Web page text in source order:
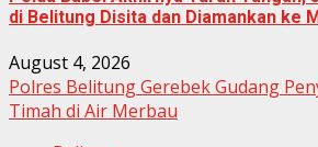
di Belitung Disita dan Diamankan ke
August 4, 2026
Polres Belitung Gerebek Gudang
Timah di Air Merbau